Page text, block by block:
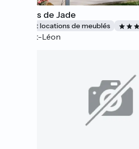
Le Logis de Jade
Gîtes et locations de meublés
Saint-Léon